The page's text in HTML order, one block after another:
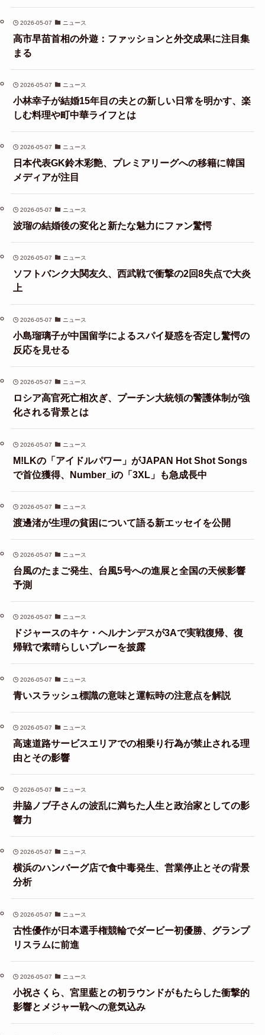
2026-05-07 ニュース
高市早苗首相の外遊：ファッションと外交成果に注目集
まる
2026-05-07 ニュース
小林幸子が結婚15年目の夫との新しい日常を明かす、楽
しむ料理や町中華ライフとは
2026-05-07 ニュース
日本代表GK鈴木彩艶、プレミアリーグへの移籍に韓国
メディアが注目
2026-05-07 ニュース
波瑠の結婚後の変化と新たな魅力にファン驚愕
2026-05-07 ニュース
ソフトバンク大関友久、西武戦で衝撃の2回8失点で大炎
上
2026-05-07 ニュース
小島瑠璃子が中国留学によるスパイ疑惑を否定し驚愕の
反応を見せる
2026-05-07 ニュース
ロシア高官死亡相次ぎ、プーチン大統領の警護体制が強
化される背景とは
2026-05-07 ニュース
M!LKの「アイドルパワー」がJAPAN Hot Shot Songs
で首位獲得、Number_iの「3XL」も急成長中
2026-05-07 ニュース
渡邊渚が生理の貧困について語る新エッセイを公開
2026-05-07 ニュース
台風のたまご発生、台風5号への進展と全国の天候影響
予測
2026-05-07 ニュース
ドジャースのキケ・ヘルナンデスが3Aで実戦復帰、復
帰戦で素晴らしいプレーを披露
2026-05-07 ニュース
青いスラッシュ標識の意味と運転時の注意点を解説
2026-05-07 ニュース
高速道路サービスエリアでの相乗り行為が禁止される理
由とその影響
2026-05-07 ニュース
井脇ノブ子さんの波乱に満ちた人生と政治家としての影
響力
2026-05-07 ニュース
横浜のハンバーグ店で食中毒発生、営業停止とその背景
分析
2026-05-07 ニュース
古性優作が日本選手権競輪でダービー初優勝、グランプ
リスラムに前進
2026-05-07 ニュース
小祝さくら、宮里藍との初ラウンドがもたらした衝撃的
影響とメジャー戦への意気込み